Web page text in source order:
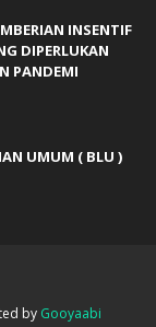
INSENTIF
DIPERLUKAN
PANDEMI
UMUM ( BLU )
by Gooyaabi